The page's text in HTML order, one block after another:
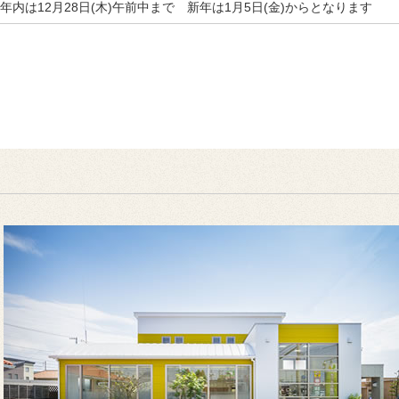
年内は12月28日(木)午前中まで 新年は1月5日(金)からとなります